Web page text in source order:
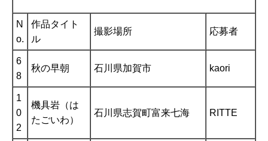
N
o.
作品タイト
ル
撮影場所 応募者
6
8
秋の早朝 石川県加賀市 kaori
1
0
2
機具岩（は
たごいわ）
石川県志賀町富来七海 RITTE